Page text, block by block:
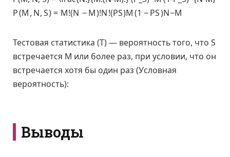
P(M, N,S) = M!(N −M)!N!(PS)M(1 − PS)N−M
Тестовая статистика (T) — вероятность того, что S
встречается M или более раз, при условии, что он
встречается хотя бы один раз (Условная
вероятность):
Выводы